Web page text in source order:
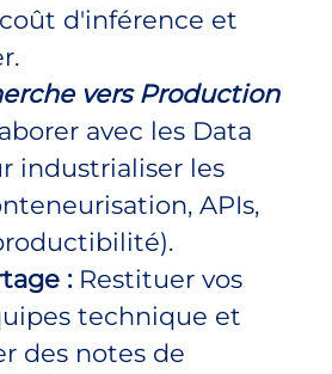
d'inférence et
vers Production
avec les Data
industrialiser les
APIs,
:Restituer vos
technique et
des notes de